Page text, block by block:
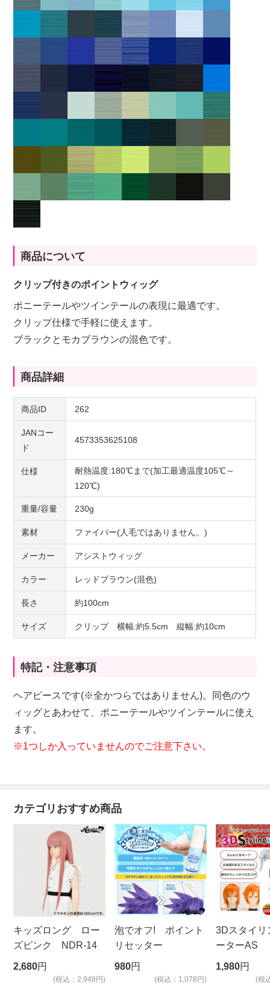
商品について
クリップ付きのポイントウィッグ
ポニーテールやツインテールの表現に最適です。
クリップ仕様で手軽に使えます。
ブラックとモカブラウンの混色です。
商品詳細
商品ID 262
JANコー
ド
4573353625108
仕様
耐熱温度:180℃まで(加工最適温度105℃～
120℃)
重量/容量 230g
素材 ファイバー(人毛ではありません。)
メーカー アシストウィッグ
カラー レッドブラウン(混色)
長さ 約100cm
サイズ クリップ 横幅:約5.5cm 縦幅:約10cm
特記・注意事項
ヘアピースです(※全かつらではありません)。同色のウ
ィッグとあわせて、ポニーテールやツインテールに使え
ます。
※1つしか入っていませんのでご注意下さい。
カテゴリおすすめ商品
キッズロング ロー
ズピンク NDR-14
2,680円
(税込：2,948円)
泡でオフ! ポイント
リセッター
980円
(税込：1,078円)
3Dスタイリ
ーターAS
ビッグサイ
1,980円
(税